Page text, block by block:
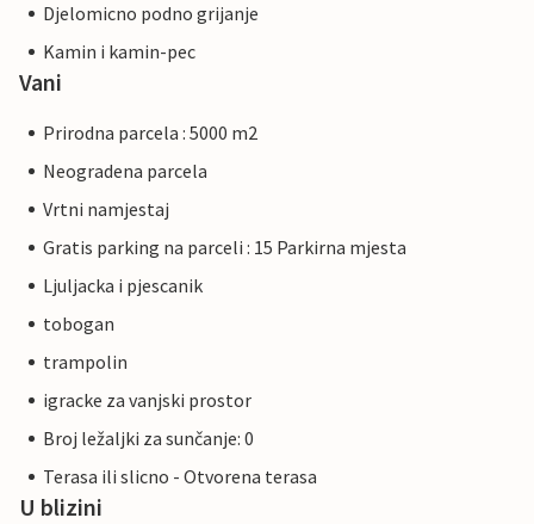
Djelomicno podno grijanje
Kamin i kamin-pec
Vani
Prirodna parcela : 5000 m2
Neogradena parcela
Vrtni namjestaj
Gratis parking na parceli : 15 Parkirna mjesta
Ljuljacka i pjescanik
tobogan
trampolin
igracke za vanjski prostor
Broj ležaljki za sunčanje: 0
Terasa ili slicno - Otvorena terasa
U blizini